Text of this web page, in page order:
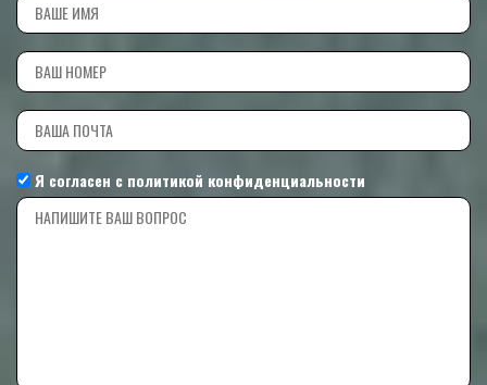
Я согласен с политикой конфиденциальности